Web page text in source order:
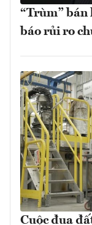
“Trùm”
báo rủi ro
Cuộc đua